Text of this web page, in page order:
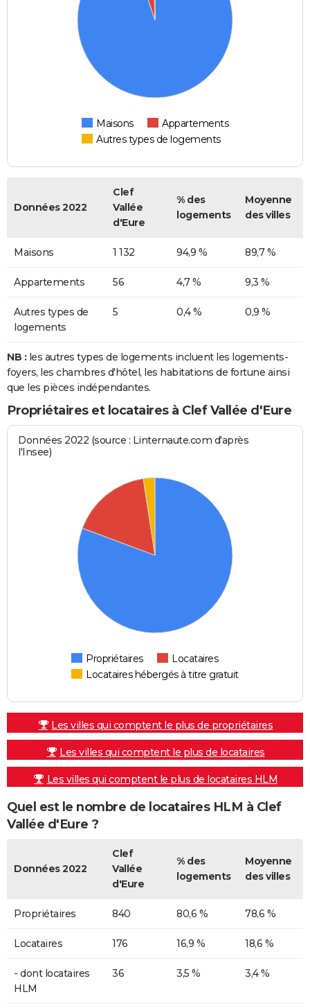
Maisons
Appartements
Autres types de logements
Données 2022
Clef
Vallée
d'Eure
% des
logements
Moyenne
des villes
Maisons 1 132 94,9 % 89,7 %
Appartements 56 4,7 % 9,3 %
Autres types de
logements
5 0,4 % 0,9 %
NB : les autres types de logements incluent les logements-
foyers, les chambres d'hôtel, les habitations de fortune ainsi
que les pièces indépendantes.
Propriétaires et locataires à Clef Vallée d'Eure
Données 2022 (source : Linternaute.com d'après
l'Insee)
Propriétaires
Locataires
Locataires hébergés à titre gratuit
Les villes qui comptent le plus de propriétaires
Les villes qui comptent le plus de locataires
Les villes qui comptent le plus de locataires HLM
Quel est le nombre de locataires HLM à Clef
Vallée d'Eure ?
Données 2022
Clef
Vallée
d'Eure
% des
logements
Moyenne
des villes
Propriétaires 840 80,6 % 78,6 %
Locataires 176 16,9 % 18,6 %
- dont locataires
HLM
36 3,5 % 3,4 %